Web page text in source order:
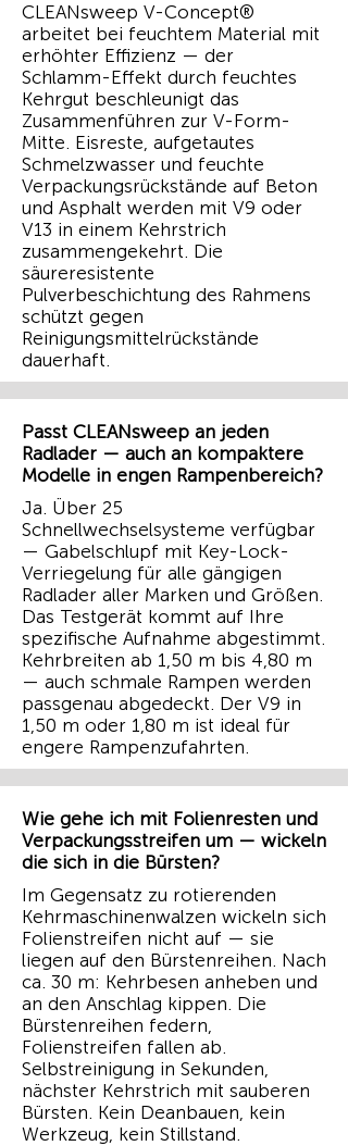
CLEANsweep V-Concept®
arbeitet bei feuchtem Material mit
erhöhter Effizienz — der
Schlamm-Effekt durch feuchtes
Kehrgut beschleunigt das
Zusammenführen zur V-Form-
Mitte. Eisreste, aufgetautes
Schmelzwasser und feuchte
Verpackungsrückstände auf Beton
und Asphalt werden mit V9 oder
V13 in einem Kehrstrich
zusammengekehrt. Die
säureresistente
Pulverbeschichtung des Rahmens
schützt gegen
Reinigungsmittelrückstände
dauerhaft.
Passt CLEANsweep an jeden
Radlader — auch an kompaktere
Modelle in engen Rampenbereich?
Ja. Über 25
Schnellwechselsysteme verfügbar
— Gabelschlupf mit Key-Lock-
Verriegelung für alle gängigen
Radlader aller Marken und Größen.
Das Testgerät kommt auf Ihre
spezifische Aufnahme abgestimmt.
Kehrbreiten ab 1,50 m bis 4,80 m
— auch schmale Rampen werden
passgenau abgedeckt. Der V9 in
1,50 m oder 1,80 m ist ideal für
engere Rampenzufahrten.
Wie gehe ich mit Folienresten und
Verpackungsstreifen um — wickeln
die sich in die Bürsten?
Im Gegensatz zu rotierenden
Kehrmaschinenwalzen wickeln sich
Folienstreifen nicht auf — sie
liegen auf den Bürstenreihen. Nach
ca. 30 m: Kehrbesen anheben und
an den Anschlag kippen. Die
Bürstenreihen federn,
Folienstreifen fallen ab.
Selbstreinigung in Sekunden,
nächster Kehrstrich mit sauberen
Bürsten. Kein Deanbauen, kein
Werkzeug, kein Stillstand.